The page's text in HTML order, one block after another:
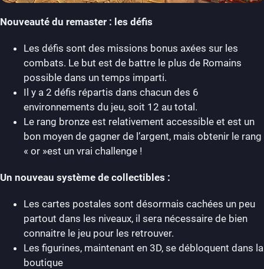
Nouveauté du remaster : les défis
Les défis sont des missions bonus axées sur les
combats. Le but est de battre le plus de Romains
possible dans un temps imparti.
Il y a 2 défis répartis dans chacun des 6
environnements du jeu, soit 12 au total.
Le rang bronze est relativement accessible et est un
bon moyen de gagner de l’argent, mais obtenir le rang
« or »est un vrai challenge !
Un nouveau système de collectibles :
Les cartes postales sont désormais cachées un peu
partout dans les niveaux, il sera nécessaire de bien
connaitre le jeu pour les retrouver.
Les figurines, maintenant en 3D, se débloquent dans la
boutique